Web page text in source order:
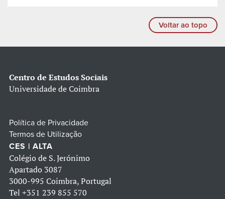
Voltar ao topo
Centro de Estudos Sociais
Universidade de Coimbra
Política de Privacidade
Termos de Utilização
CES | ALTA
Colégio de S. Jerónimo
Apartado 3087
3000-995 Coimbra, Portugal
Tel +351 239 855 570